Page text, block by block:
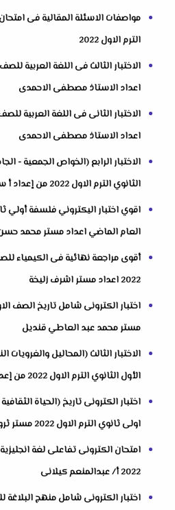
مواصفات الاسئلة المقالية فى
الترم الاول 2022
اعداد الاستاذ مصطفى الاحمدى
اعداد الاستاذ مصطفى الاحمدى
الاختبار الرابع (الخواص الجمعية -
الثانوي الترم الاول 2022 من إعداد أ سمير جابر
اقوي اختبار اليكتروني فلسفة أولي
العام الماضي اعداد مستر محمد
أقوى مراجعة نهائية فى الكيمياء
2022 اعداد مستر اشرف زليخة
مستر محمد عبد العاطي قنديل
الاختبار الثالث (المحاليل والغرويات
الأول الثانوي الترم الاول 2022 من إعداد أ سمير جابر
اختبار الكترونى تاريخ (الحياة
اولى ثانوي الترم الاول 2022 مستر ثروت خليفة سعيد
امتحان الكترونى تفاعلى لغة
2022 أ/ عبدالمنعم كيلانى
اختبار الكترونى شامل منهج البلاغة